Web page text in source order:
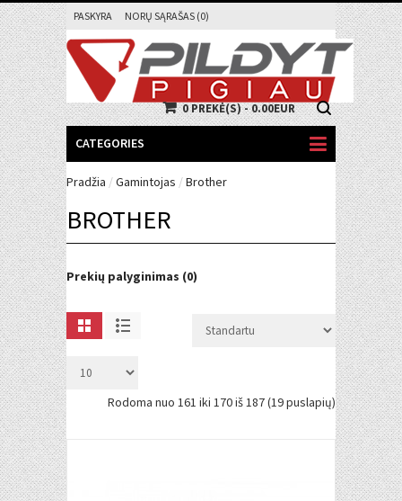
PASKYRA NORŲ SĄRAŠAS (0)
0 PREKĖ(S) - 0.00EUR
CATEGORIES
Pradžia /Gamintojas /Brother
BROTHER
Prekių palyginimas (0)
Rodoma nuo 161 iki 170 iš 187 (19 puslapių)